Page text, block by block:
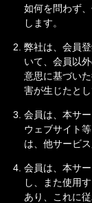
如何を問わず
します。
弊社は、会員
いて、会員以
意思に基づい
害が生じたと
会員は、本サ
ウェブサイト
は、他サービ
会員は、本サ
し、また使用
あり、これに